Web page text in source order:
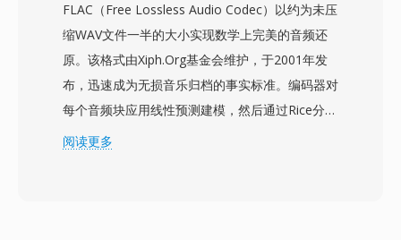
量。MOD文件在录制设备上与元数据一起组织在
目录结构中，跟踪片段信息、录制日期和播放列表
数据。Panasonic和Canon也在部分消费级摄像机
型号中采用了MOD格式，将其影响力扩展到JVC产
品之外。虽然向高清录制的转变已大幅淘汰了
MOD的新制作用途，但该格式对于访问和转换
FLAC（Free Lossless Audio Codec）以约为未压
缩WAV文件一半的大小实现数学上完美的音频还
原。该格式由Xiph.Org基金会维护，于2001年发
布，迅速成为无损音乐归档的事实标准。编码器对
每个音频块应用线性预测建模，然后通过Rice分区
对残差信号进行编码——利用预测误差的统计分
阅读更多